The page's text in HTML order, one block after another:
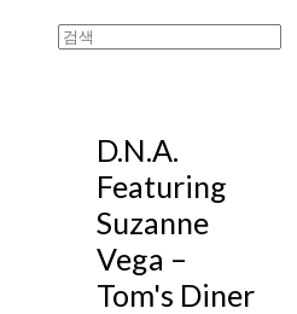
D.N.A.
Featuring
Suzanne
Vega ‎–
Tom's Diner